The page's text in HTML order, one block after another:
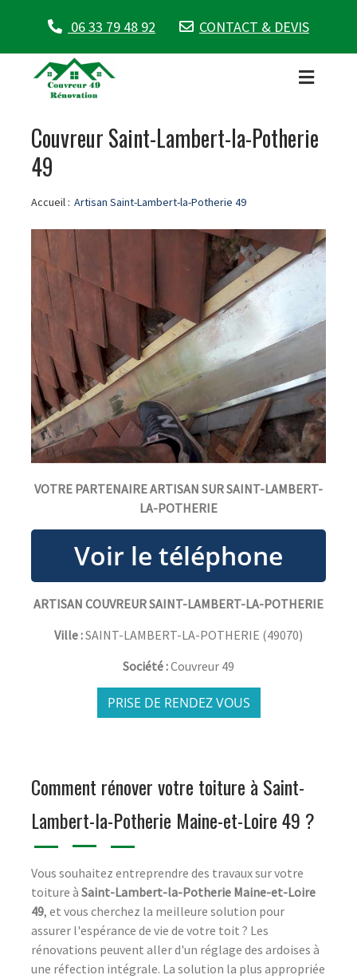
06 33 79 48 92 CONTACT & DEVIS
Couvreur Saint-Lambert-la-Potherie
49
Accueil : Artisan Saint-Lambert-la-Potherie 49
VOTRE PARTENAIRE ARTISAN SUR SAINT-LAMBERT-
LA-POTHERIE
ARTISAN COUVREUR SAINT-LAMBERT-LA-POTHERIE
Ville :SAINT-LAMBERT-LA-POTHERIE (49070)
Société :Couvreur 49
PRISE DE RENDEZ VOUS
Comment rénover votre toiture à Saint-
Lambert-la-Potherie Maine-et-Loire 49 ?
Vous souhaitez entreprendre des travaux sur votre
toiture à Saint-Lambert-la-Potherie Maine-et-Loire
49, et vous cherchez la meilleure solution pour
assurer l'espérance de vie de votre toit ? Les
rénovations peuvent aller d'un réglage des ardoises à
une réfection intégrale. La solution la plus appropriée